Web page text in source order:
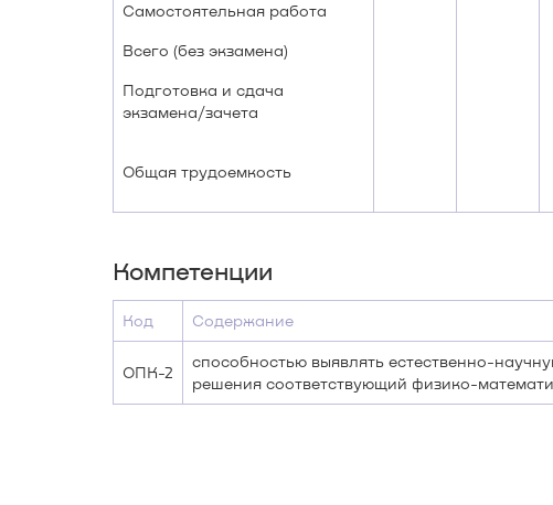
Самостоятельная работа
Всего (без экзамена)
Подготовка и сдача
экзамена/зачета
Общая трудоемкость
Компетенции
Код Содержание
ОПК-2
способностью выявлять естественно-
решения соответствующий физико-